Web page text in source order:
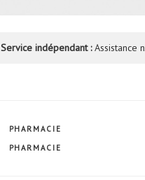
Service indépendant :Assistance
CATÉGORIES
PHARMACIE
ÉTIQUETTES
PHARMACIE